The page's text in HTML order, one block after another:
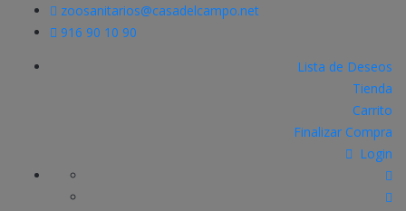
zoosanitarios@casadelcampo.net
916 90 10 90
Lista de Deseos
Tienda
Carrito
Finalizar Compra
Login